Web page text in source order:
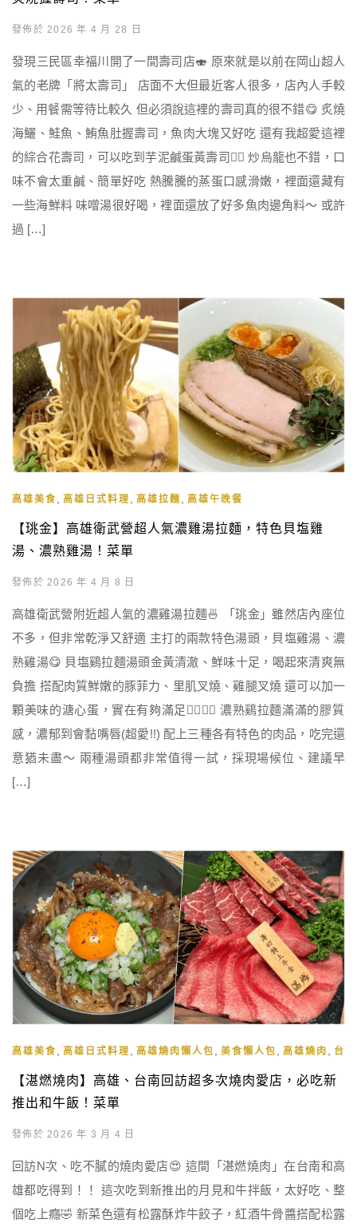
發佈於 2026 年 4 月 28 日
發現三民區幸福川開了一間壽司店🍣 原來就是以前在岡山超人
氣的老牌「將太壽司」 店面不大但最近客人很多，店內人手較
少、用餐需等待比較久 但必須說這裡的壽司真的很不錯😋 炙燒
海鱺、鮭魚、鮪魚肚握壽司，魚肉大塊又好吃 還有我超愛這裡
的綜合花壽司，可以吃到芋泥鹹蛋黃壽司👍🏻 炒烏龍也不錯，口
味不會太重鹹、簡單好吃 熱騰騰的蒸蛋口感滑嫩，裡面還藏有
一些海鮮料 味噌湯很好喝，裡面還放了好多魚肉邊角料～ 或許
過 […]
高雄美食 高雄日式料理 高雄拉麵 高雄午晚餐
【珧金】高雄衛武營超人氣濃雞湯拉麵，特色貝塩雞
湯、濃熟雞湯！菜單
發佈於 2026 年 4 月 8 日
高雄衛武營附近超人氣的濃雞湯拉麵🍜 「珧金」雖然店內座位
不多，但非常乾淨又舒適 主打的兩款特色湯頭，貝塩雞湯、濃
熟雞湯😋 貝塩鷄拉麵湯頭金黃清澈、鮮味十足，喝起來清爽無
負擔 搭配肉質鮮嫩的豚菲力、里肌叉燒、雞腿叉燒 還可以加一
顆美味的溏心蛋，實在有夠滿足👍🏻👍🏻 濃熟鷄拉麵滿滿的膠質
感，濃郁到會黏嘴唇(超愛!!) 配上三種各有特色的肉品，吃完還
意猶未盡～ 兩種湯頭都非常值得一試，採現場候位、建議早
[…]
高雄美食 高雄日式料理 高雄燒肉懶人包 美食懶人包 高雄燒肉 台
【湛燃燒肉】高雄、台南回訪超多次燒肉愛店，必吃新
推出和牛飯！菜單
發佈於 2026 年 3 月 4 日
回訪N次、吃不膩的燒肉愛店😍 這間「湛燃燒肉」在台南和高
雄都吃得到！！ 這次吃到新推出的月見和牛拌飯，太好吃、整
個吃上癮🤣 新菜色還有松露酥炸牛餃子，紅酒牛骨醬搭配松露